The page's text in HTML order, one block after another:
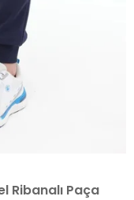
Ribanalı Paça